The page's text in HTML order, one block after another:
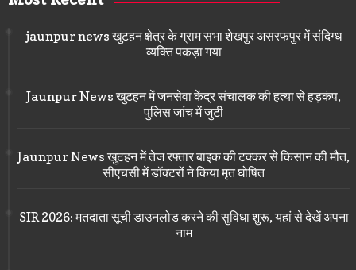
jaunpur news खुटहन क्षेत्र के ग्राम सभा शेखपुर असरफपुर में संदिग्ध
व्यक्ति पकड़ा गया
Jaunpur News खुटहन में जनसेवा केंद्र संचालक की हत्या से हड़कंप,
पुलिस जांच में जुटी
Jaunpur News खुटहन में तेज रफ्तार बाइक की टक्कर से किसान की मौत,
सीएचसी में डॉक्टरों ने किया मृत घोषित
SIR 2026: मतदाता सूची डाउनलोड करने की सुविधा शुरू, यहां से देखें अपना
नाम